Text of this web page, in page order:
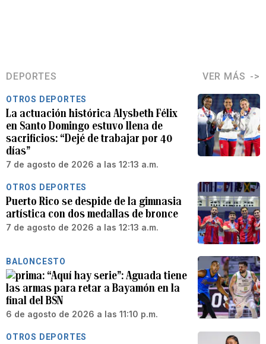
DEPORTES VER MÁS
OTROS DEPORTES
La actuación histórica Alysbeth Félix
en Santo Domingo estuvo llena de
sacrificios: “Dejé de trabajar por 40
días”
7 de agosto de 2026 a las 12:13 a.m.
OTROS DEPORTES
Puerto Rico se despide de la gimnasia
artística con dos medallas de bronce
7 de agosto de 2026 a las 12:13 a.m.
BALONCESTO
“Aquí hay serie”: Aguada tiene
las armas para retar a Bayamón en la
final del BSN
6 de agosto de 2026 a las 11:10 p.m.
OTROS DEPORTES